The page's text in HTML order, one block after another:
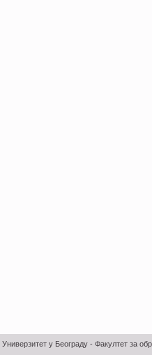
Универзитет у Београду - Факултет за